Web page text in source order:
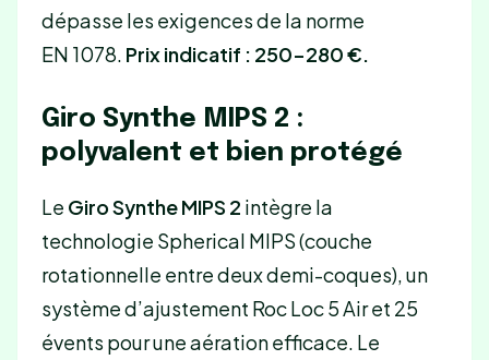
dépasse les exigences de la norme
EN 1078. Prix indicatif : 250-280 €.
Giro Synthe MIPS 2 :
polyvalent et bien protégé
Le Giro Synthe MIPS 2 intègre la
technologie Spherical MIPS (couche
rotationnelle entre deux demi-coques), un
système d’ajustement Roc Loc 5 Air et 25
évents pour une aération efficace. Le